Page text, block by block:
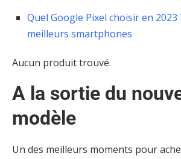
Quel Google Pixel choisir en 2023
meilleurs smartphones
Aucun produit trouvé.
A la sortie du
modèle
Un des meilleurs moments pour